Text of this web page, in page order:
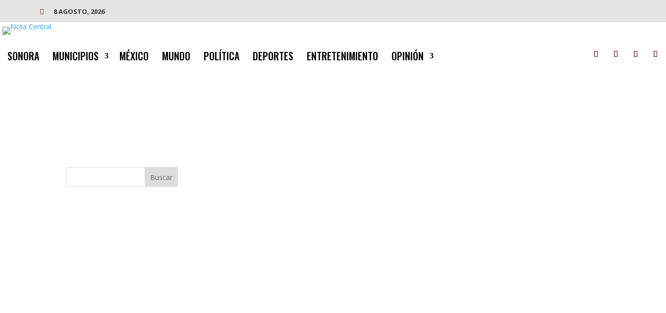
 8 AGOSTO, 2026
SONORA MUNICIPIOS MÉXICO MUNDO POLÍTICA DEPORTES ENTRETENIMIENTO OPINIÓN
Buscar